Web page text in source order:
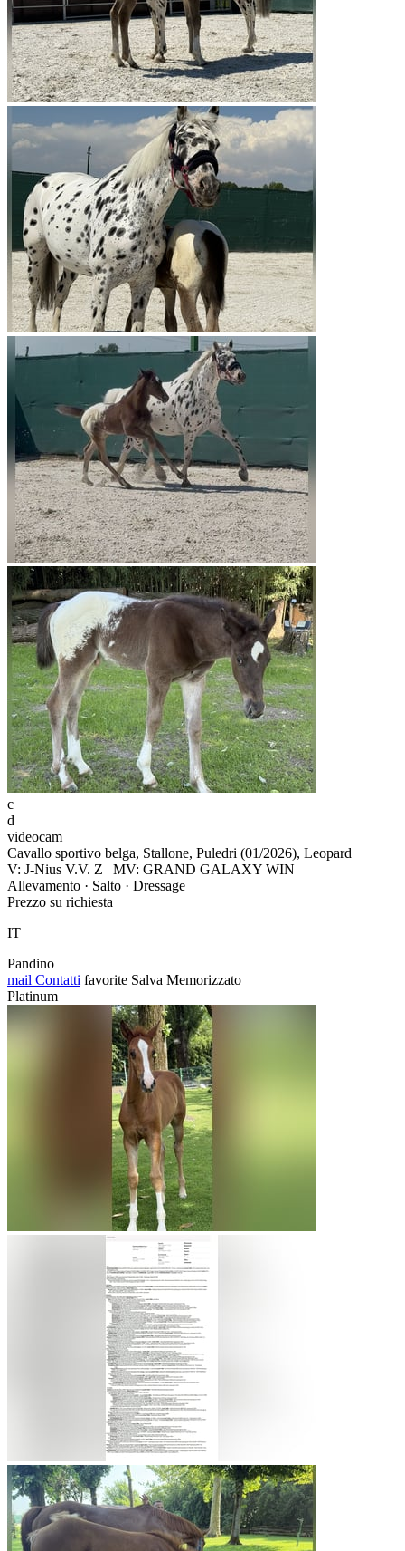
c
d
videocam
Cavallo sportivo belga, Stallone, Puledri (01/2026), Leopard
V: J-Nius V.V. Z | MV: GRAND GALAXY WIN
Allevamento · Salto · Dressage
Prezzo su richiesta
IT
Pandino
mail Contatti favorite Salva Memorizzato
Platinum